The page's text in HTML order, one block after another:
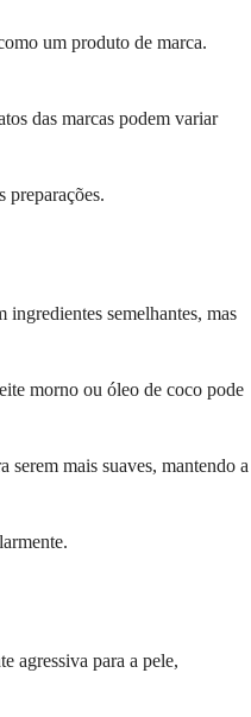
um produto de marca.
das marcas podem variar
preparações.
semelhantes, mas
morno ou óleo de coco pode
serem mais suaves, mantendo a
agressiva para a pele,